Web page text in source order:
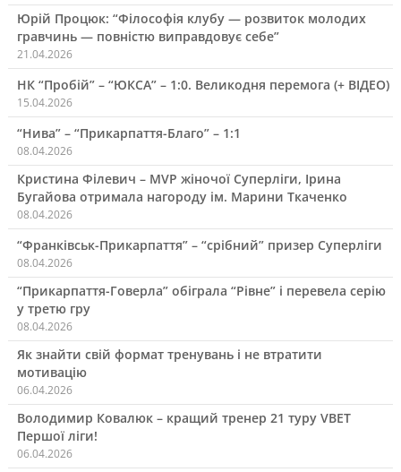
Юрій Процюк: “Філософія клубу — розвиток молодих
гравчинь — повністю виправдовує себе”
21.04.2026
НК “Пробій” – “ЮКСА” – 1:0. Великодня перемога (+ ВІДЕО)
15.04.2026
“Нива” – “Прикарпаття-Благо” – 1:1
08.04.2026
Кристина Філевич – MVP жіночої Суперліги, Ірина
Бугайова отримала нагороду ім. Марини Ткаченко
08.04.2026
“Франківськ-Прикарпаття” – “срібний” призер Суперліги
08.04.2026
“Прикарпаття-Говерла” обіграла “Рівне” і перевела серію
у третю гру
08.04.2026
Як знайти свій формат тренувань і не втратити
мотивацію
06.04.2026
Володимир Ковалюк – кращий тренер 21 туру VBET
Першої ліги!
06.04.2026